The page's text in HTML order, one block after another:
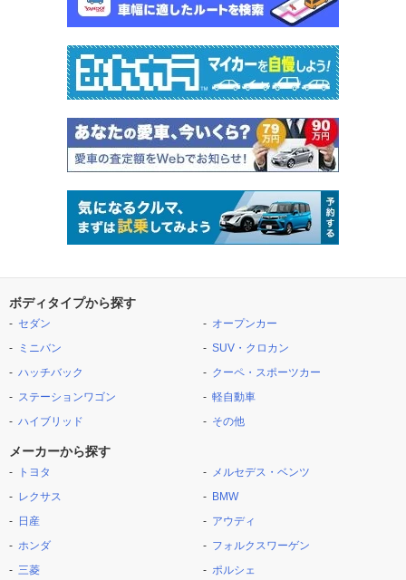
ボディタイプから探す
セダン
ミニバン
ハッチバック
ステーションワゴン
ハイブリッド
オープンカー
SUV・クロカン
クーペ・スポーツカー
軽自動車
その他
メーカーから探す
トヨタ
レクサス
日産
ホンダ
三菱
メルセデス・ベンツ
BMW
アウディ
フォルクスワーゲン
ポルシェ